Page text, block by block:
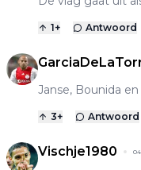
1+ Antwoord
Janse, Bounida
3+ Antwoord
Vischje1980